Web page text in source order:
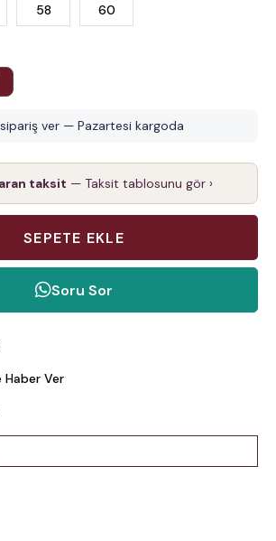
58 60
ver — Pazartesi kargoda
taksit — Taksit tablosunu gör ›
Soru Sor
Haber Ver